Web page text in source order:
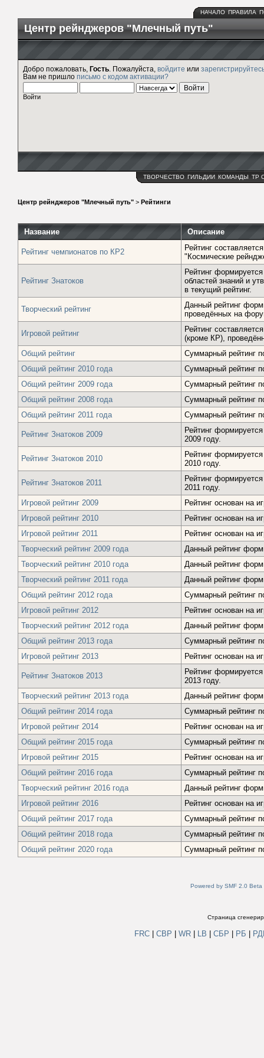
НАЧАЛО ПРАВИЛА
Центр рейнджеров "Млечный путь"
Добро пожаловать, Гость . Пожалуйста, войдите или
Вам не пришло письмо с кодом активации?
Войти
ТВОРЧЕСТВО ГИЛЬДИИ КОМАНДЫ ТР
Центр рейнджеров "Млечный путь" > Рейтинги
Название Описание
Рейтинг чемпионатов по КР2
Рейтинг
"Космические
Рейтинг Знатоков
Рейтинг
областей знаний и
в текущий рейтинг.
Творческий рейтинг
Данный рейтинг
проведённых на
Игровой рейтинг
Рейтинг
(кроме КР),
Общий рейтинг
Суммарный рейтинг
Общий рейтинг 2010 года
Суммарный рейтинг
Общий рейтинг 2009 года
Суммарный рейтинг
Общий рейтинг 2008 года
Суммарный рейтинг
Общий рейтинг 2011 года
Суммарный рейтинг
Рейтинг Знатоков 2009
Рейтинг
2009 году.
Рейтинг Знатоков 2010
Рейтинг
2010 году.
Рейтинг Знатоков 2011
Рейтинг
2011 году.
Игровой рейтинг 2009
Рейтинг основан на
Игровой рейтинг 2010
Рейтинг основан на
Игровой рейтинг 2011
Рейтинг основан на
Творческий рейтинг 2009 года
Данный рейтинг
Творческий рейтинг 2010 года
Данный рейтинг
Творческий рейтинг 2011 года
Данный рейтинг
Общий рейтинг 2012 года
Суммарный рейтинг
Игровой рейтинг 2012
Рейтинг основан на
Творческий рейтинг 2012 года
Данный рейтинг
Общий рейтинг 2013 года
Суммарный рейтинг
Игровой рейтинг 2013
Рейтинг основан на
Рейтинг Знатоков 2013
Рейтинг
2013 году.
Творческий рейтинг 2013 года
Данный рейтинг
Общий рейтинг 2014 года
Суммарный рейтинг
Игровой рейтинг 2014
Рейтинг основан на
Общий рейтинг 2015 года
Суммарный рейтинг
Игровой рейтинг 2015
Рейтинг основан на
Общий рейтинг 2016 года
Суммарный рейтинг
Творческий рейтинг 2016 года
Данный рейтинг
Игровой рейтинг 2016
Рейтинг основан на
Общий рейтинг 2017 года
Суммарный рейтинг
Общий рейтинг 2018 года
Суммарный рейтинг
Общий рейтинг 2020 года
Суммарный рейтинг
Powered by SMF 2.0 Beta
Страница
FRC СВР WR LB СБР РБ